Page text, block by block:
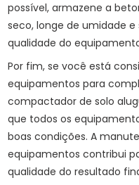
possível, armazene a
seco, longe de umidade e
qualidade do
Por fim, se você está
equipamentos para
compactador de solo
que todos os
boas condições. A
equipamentos contribui
qualidade do resultado